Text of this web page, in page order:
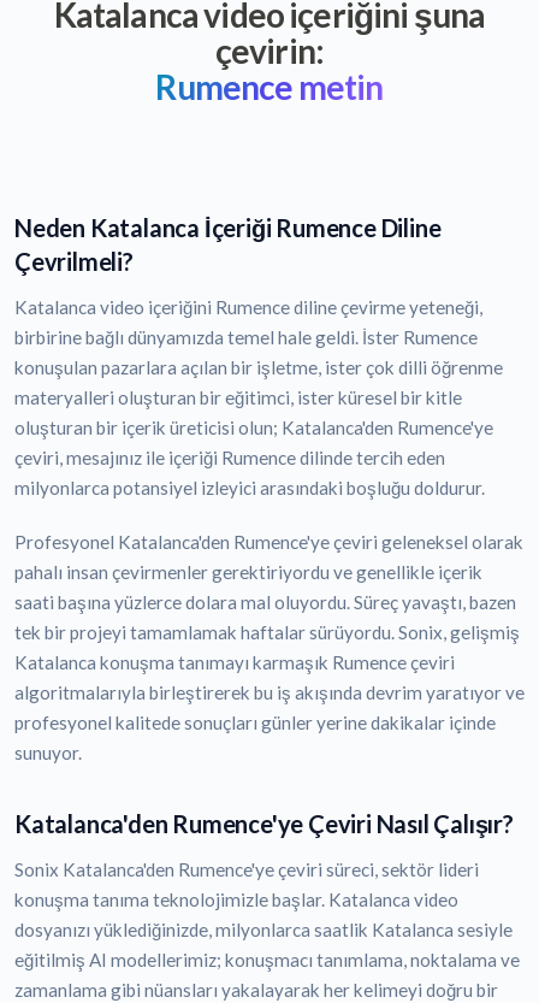
Katalanca video içeriğini şuna
çevirin:
Rumence metin
Neden Katalanca İçeriği Rumence Diline
Çevrilmeli?
Katalanca video içeriğini Rumence diline çevirme yeteneği,
birbirine bağlı dünyamızda temel hale geldi. İster Rumence
konuşulan pazarlara açılan bir işletme, ister çok dilli öğrenme
materyalleri oluşturan bir eğitimci, ister küresel bir kitle
oluşturan bir içerik üreticisi olun; Katalanca'den Rumence'ye
çeviri, mesajınız ile içeriği Rumence dilinde tercih eden
milyonlarca potansiyel izleyici arasındaki boşluğu doldurur.
Profesyonel Katalanca'den Rumence'ye çeviri geleneksel olarak
pahalı insan çevirmenler gerektiriyordu ve genellikle içerik
saati başına yüzlerce dolara mal oluyordu. Süreç yavaştı, bazen
tek bir projeyi tamamlamak haftalar sürüyordu. Sonix, gelişmiş
Katalanca konuşma tanımayı karmaşık Rumence çeviri
algoritmalarıyla birleştirerek bu iş akışında devrim yaratıyor ve
profesyonel kalitede sonuçları günler yerine dakikalar içinde
sunuyor.
Katalanca'den Rumence'ye Çeviri Nasıl Çalışır?
Sonix Katalanca'den Rumence'ye çeviri süreci, sektör lideri
konuşma tanıma teknolojimizle başlar. Katalanca video
dosyanızı yüklediğinizde, milyonlarca saatlik Katalanca sesiyle
eğitilmiş AI modellerimiz; konuşmacı tanımlama, noktalama ve
zamanlama gibi nüansları yakalayarak her kelimeyi doğru bir